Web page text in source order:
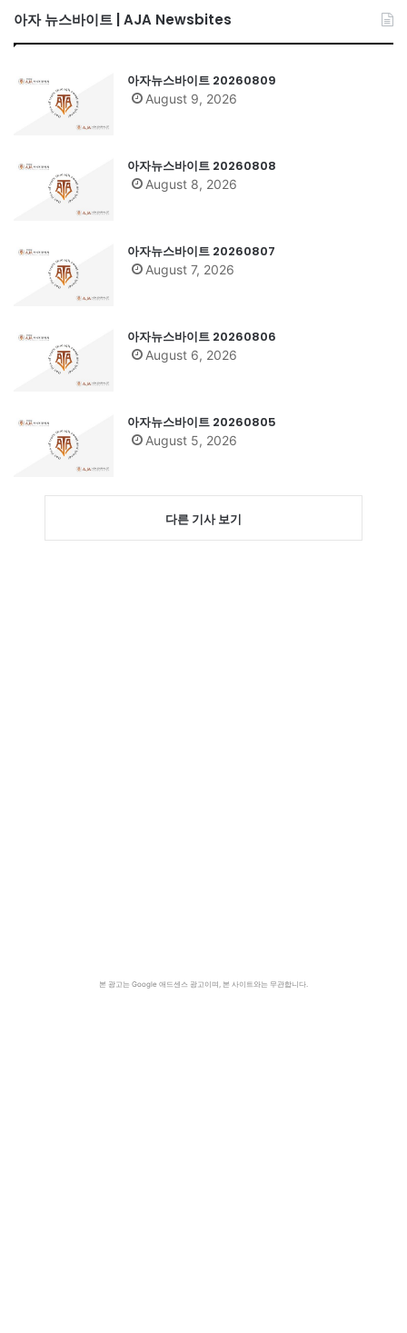
아자 뉴스바이트 | AJA Newsbites
아자뉴스바이트 20260809
August 9, 2026
아자뉴스바이트 20260808
August 8, 2026
아자뉴스바이트 20260807
August 7, 2026
아자뉴스바이트 20260806
August 6, 2026
아자뉴스바이트 20260805
August 5, 2026
다른 기사 보기
본 광고는 Google 애드센스 광고이며, 본 사이트와는 무관합니다.